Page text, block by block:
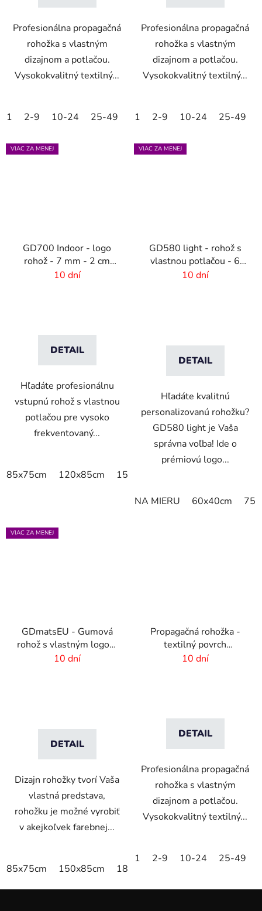
Profesionálna propagačná
rohožka s vlastným
dizajnom a potlačou.
Vysokokvalitný textilný...
1 2-9 10-24 25-49 50-99 100-249 250-499
Profesionálna propagačná
rohožka s vlastným
dizajnom a potlačou.
Vysokokvalitný textilný...
1 2-9 10-24 25-49
VIAC ZA MENEJ
GD700 Indoor - logo
rohož - 7 mm - 2 cm
gumový okraj
10 dní
DETAIL
Hľadáte profesionálnu
vstupnú rohož s vlastnou
potlačou pre vysoko
frekventovaný...
85x75cm 120x85cm 150x85cm
VIAC ZA MENEJ
GD580 light - rohož s
vlastnou potlačou - 6
mm vlas
10 dní
DETAIL
Hľadáte kvalitnú
personalizovanú rohožku?
GD580 light je Vaša
správna voľba! Ide o
prémiovú logo...
NA MIERU 60x40cm
VIAC ZA MENEJ
GDmatsEU - Gumová
rohož s vlastným logom
- interiér-exteriér
10 dní
DETAIL
Dizajn rohožky tvorí Vaša
vlastná predstava,
rohožku je možné vyrobiť
v akejkoľvek farebnej...
85x75cm 150x85cm 180x115cm
Propagačná rohožka -
textilný povrch
-85x150 cm
10 dní
DETAIL
Profesionálna propagačná
rohožka s vlastným
dizajnom a potlačou.
Vysokokvalitný textilný...
1 2-9 10-24 25-49